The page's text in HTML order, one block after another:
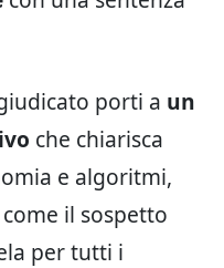
porti a un
che chiarisca
e algoritmi,
il sospetto
per tutti i